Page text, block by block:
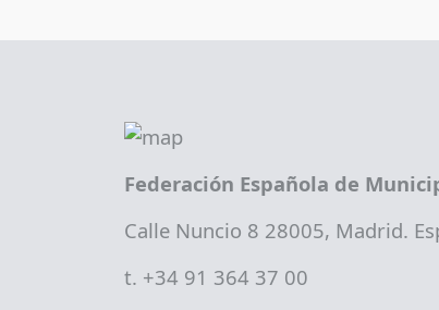
Federación Española de
Calle Nuncio 8 28005, Madrid.
t. +34 91 364 37 00